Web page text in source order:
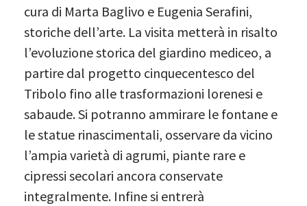
cura di Marta Baglivo e Eugenia Serafini,
storiche dell’arte. La visita metterà in risalto
l’evoluzione storica del giardino mediceo, a
partire dal progetto cinquecentesco del
Tribolo fino alle trasformazioni lorenesi e
sabaude. Si potranno ammirare le fontane e
le statue rinascimentali, osservare da vicino
l’ampia varietà di agrumi, piante rare e
cipressi secolari ancora conservate
integralmente. Infine si entrerà